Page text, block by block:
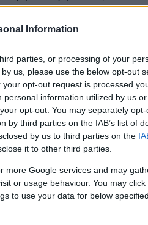
Information
parties, or processing of your
us, please use the below opt-out
opt-out request is processed
information utilized by us
opt-out. You may separately
by third parties on the IAB’s list of
by us to third parties on the
it to other third parties.
more Google services and may
or usage behaviour. You may
to use your data for below
να γίνει ένα
στη ζωή της. Και
με την Αμαλία για
παντρευτεί και πότε.
ότι τα παιδιά πρέπει
αν είναι να
αλλιώς ποτέ. Μέσα
δεν
Τη φωτογραφία που
τράβηξε μόνη της την